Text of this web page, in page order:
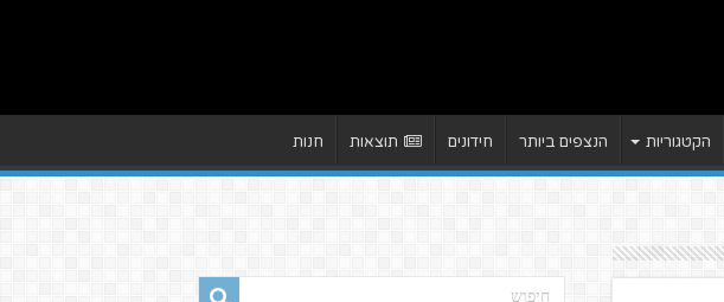
הקטגוריות הנצפים ביותר חידונים תוצאות חנות